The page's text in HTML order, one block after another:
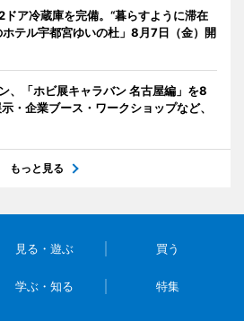
ア冷蔵庫を完備。“暮らすように滞在
テル宇都宮ゆいの杜」8月7日（金）開
、「ホビ展キャラバン 名古屋編」を8
企業ブース・ワークショップなど、
もっと見る
見る・遊ぶ 買う
学ぶ・知る 特集